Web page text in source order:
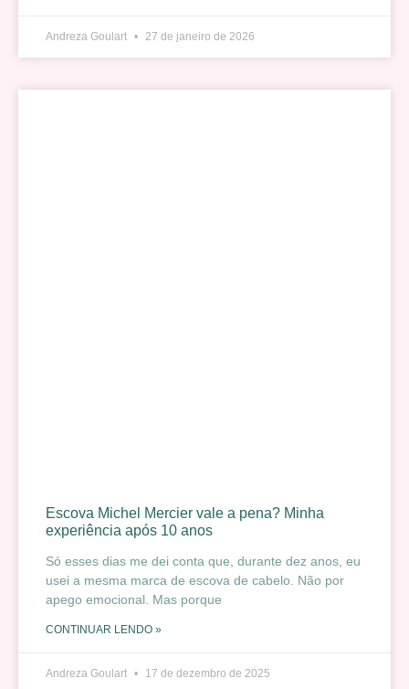
Andreza Goulart 27 de janeiro de 2026
Escova Michel Mercier vale a pena? Minha
experiência após 10 anos
Só esses dias me dei conta que, durante dez anos, eu
usei a mesma marca de escova de cabelo. Não por
apego emocional. Mas porque
CONTINUAR LENDO »
Andreza Goulart 17 de dezembro de 2025